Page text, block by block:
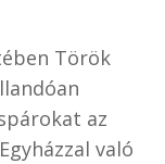
Török
az
való